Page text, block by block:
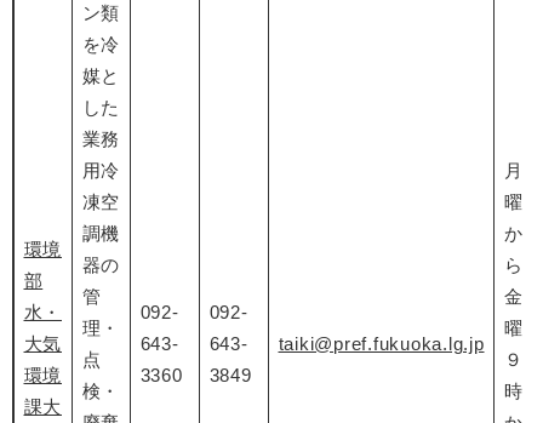
環境
部
水・
大気
環境
課大
ン類
を冷
媒と
した
業務
用冷
凍空
調機
器の
管
理・
点
検・
092-
643-
3360
092-
643-
3849
taiki@pref.fukuoka.lg.jp
月
曜
か
ら
金
曜
９
時